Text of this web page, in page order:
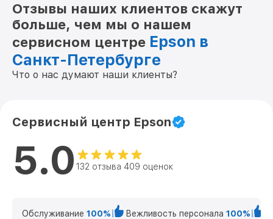
Отзывы наших клиентов скажут
больше, чем мы о нашем
сервисном центре Epson в
Санкт-Петербурге
Что о нас думают наши клиенты?
Сервисный центр Epson
5.0 132 отзыва 409 оценок
Обслуживание 100% Вежливость персонала 100%